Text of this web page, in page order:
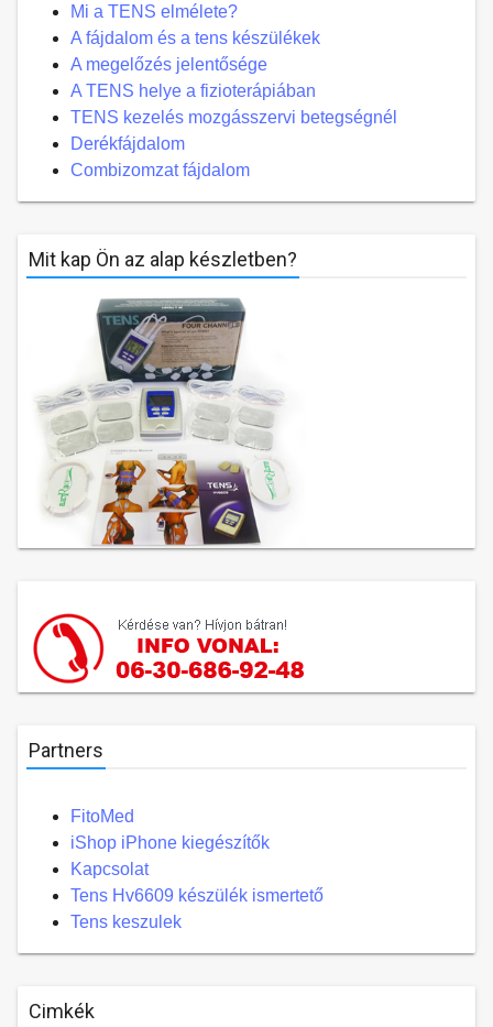
Mi a TENS elmélete?
A fájdalom és a tens készülékek
A megelőzés jelentősége
A TENS helye a fizioterápiában
TENS kezelés mozgásszervi betegségnél
Derékfájdalom
Combizomzat fájdalom
Mit kap Ön az alap készletben?
Partners
FitoMed
iShop iPhone kiegészítők
Kapcsolat
Tens Hv6609 készülék ismertető
Tens keszulek
Cimkék